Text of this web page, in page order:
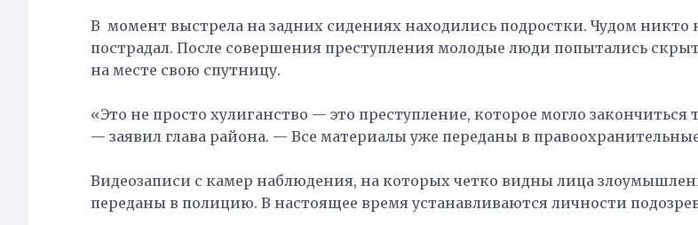
В момент выстрела на задних сидениях находились подростки. Чудом никто
пострадал. После совершения преступления молодые люди попытались
на месте свою спутницу.
«Это не просто хулиганство — это преступление, которое могло закончиться
— заявил глава района. — Все материалы уже переданы в
Видеозаписи с камер наблюдения, на которых четко видны лица
переданы в полицию. В настоящее время устанавливаются личности